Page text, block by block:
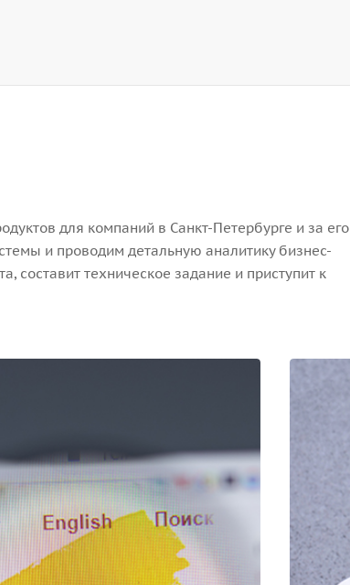
для компаний в Санкт-Петербурге и за его
и проводим детальную аналитику бизнес-
составит техническое задание и приступит к